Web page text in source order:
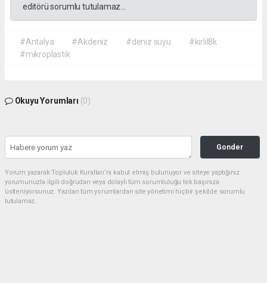
editörü sorumlu tutulamaz...
#Antalya #Akdeniz #deniz suyu
#kirlil8k
#mikroplastik
Okuyu Yorumları (0)
Gonder
Yorum yazarak Topluluk Kuralları’nı kabul etmiş bulunuyor ve siteye yaptığınız
yorumunuzla ilgili doğrudan veya dolaylı tüm sorumluluğu tek başınıza
üstleniyorsunuz. Yazılan tüm yorumlardan site yönetimi hiçbir şekilde sorumlu
tutulamaz.